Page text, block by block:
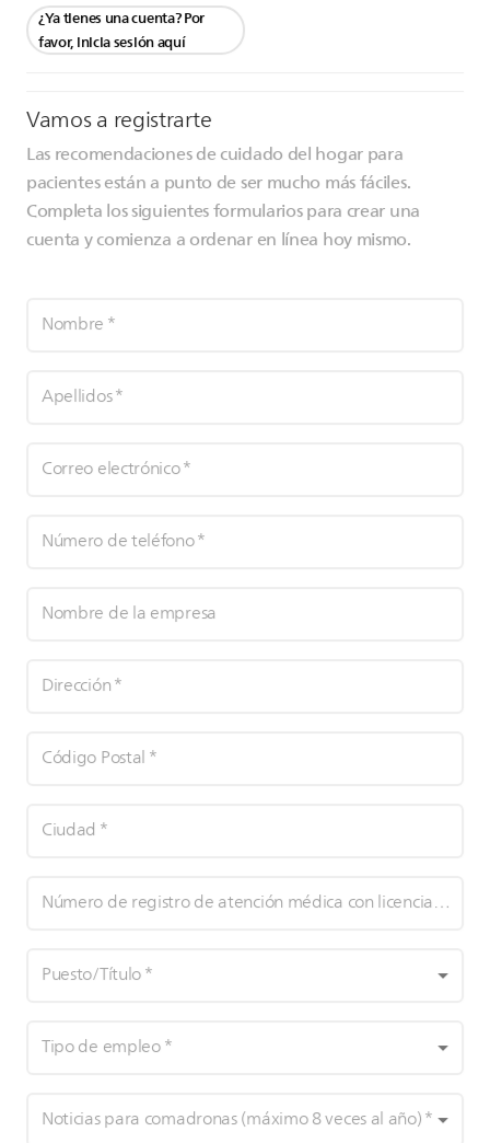
¿Ya tienes una cuenta? Por
favor, inicia sesión aquí
Vamos a registrarte
Las recomendaciones de cuidado del hogar para
pacientes están a punto de ser mucho más fáciles.
Completa los siguientes formularios para crear una
cuenta y comienza a ordenar en línea hoy mismo.
Nombre*
Apellidos*
Correo electrónico*
Número de teléfono*
Nombre de la empresa
Dirección*
Código Postal*
Ciudad *
Número de registro de atención médica con licencia de profesor
Puesto/Título*
Tipo de empleo*
Noticias para comadronas (máximo 8 veces al año)*